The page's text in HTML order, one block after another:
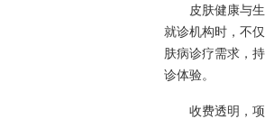
皮肤健康与
就诊机构时，不
肤病诊疗需求，
诊体验。
收费透明，